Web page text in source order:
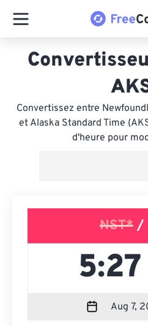
Convertissez entre
et Alaska Standard Time
d'heure pour
NST*/